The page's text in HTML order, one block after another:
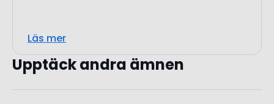
Läs mer
Upptäck andra ämnen